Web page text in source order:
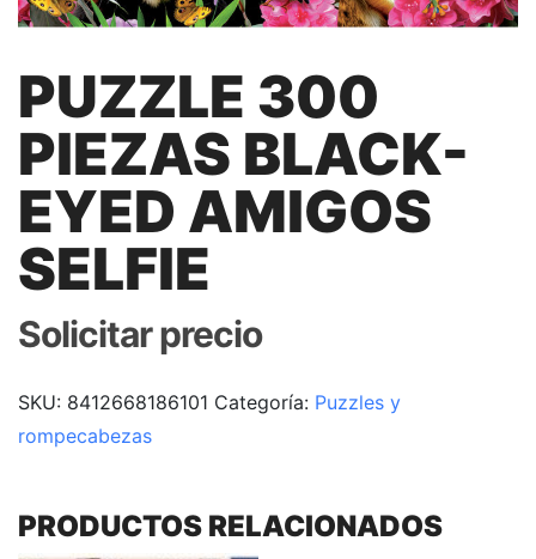
PUZZLE 300
PIEZAS BLACK-
EYED AMIGOS
SELFIE
Solicitar precio
SKU: 8412668186101 Categoría: Puzzles y
rompecabezas
PRODUCTOS RELACIONADOS